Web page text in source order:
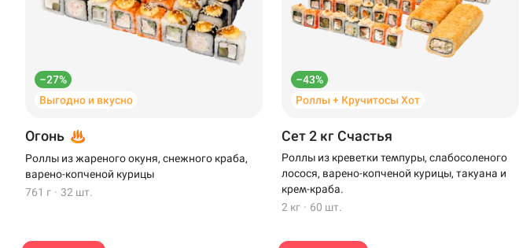
–27%
Выгодно и вкусно
Огонь
Роллы из жареного окуня, снежного краба,
варено-копченой курицы
761 г · 32 шт.
–43%
Роллы + Кручитосы Хот
Сет 2 кг Счастья
Роллы из креветки темпуры, слабосоленого
лосося, варено-копченой курицы, такуана и
крем-краба.
2 кг · 60 шт.